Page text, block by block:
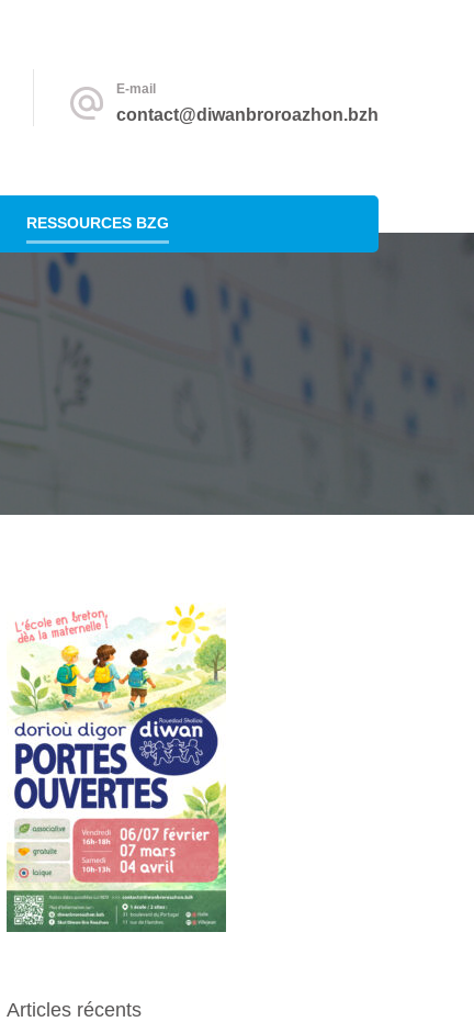
E-mail
contact@diwanbroroazhon.bzh
RESSOURCES BZG
Articles récents